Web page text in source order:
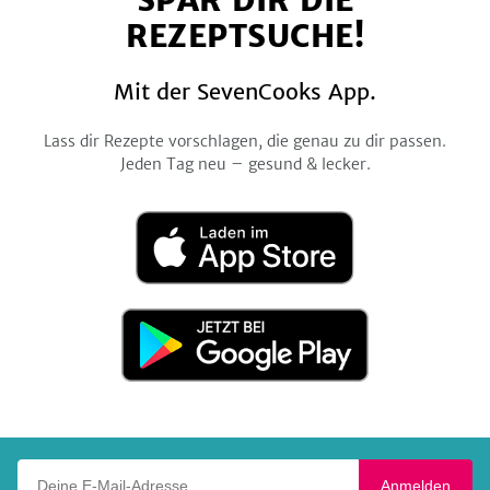
REZEPTSUCHE!
Mit der SevenCooks App.
Lass dir Rezepte vorschlagen, die genau zu dir passen.
Jeden Tag neu – gesund & lecker.
Laden
im
App
Jetzt
Google
Anmelden